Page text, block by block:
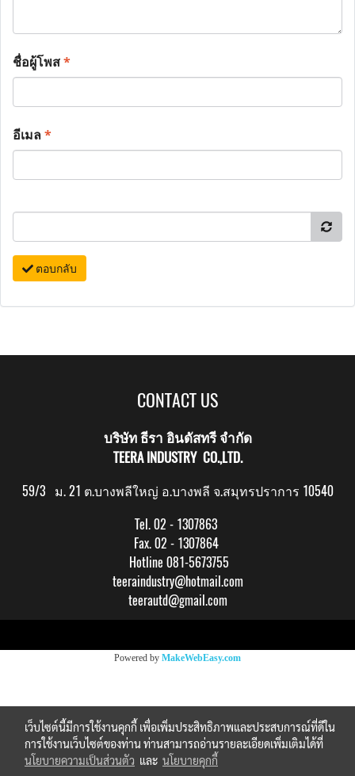
ชื่อผู้โพส*
อีเมล*
ตอบกลับ
CONTACT US
บริษัท ธีรา อินดัสทรี จำกัด
TEERA INDUSTRY CO.,LTD.
59/3 ม. 21 ต.บางพลีใหญ่ อ.บางพลี จ.สมุทรปราการ 10540
Tel. 02 - 1307863
Fax. 02 - 1307864
Hotline 081-5673755
teeraindustry@hotmail.com
teerautd@gmail.com
Powered by MakeWebEasy.com
เว็บไซต์นี้มีการใช้งานคุกกี้ เพื่อเพิ่มประสิทธิภาพและประสบการณ์ที่ดีใน
การใช้งานเว็บไซต์ของท่าน ท่านสามารถอ่านรายละเอียดเพิ่มเติมได้ที่
นโยบายความเป็นส่วนตัว และ นโยบายคุกกี้